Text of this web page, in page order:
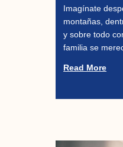
Imagínate
montañas,
y sobre todo
familia se
Read More